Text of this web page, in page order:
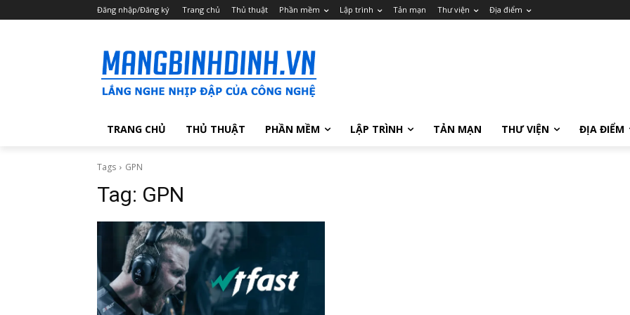
Đăng nhập/Đăng ký Trang chủ Thủ thuật Phần mềm Lập trình Tản mạn Thư viện Địa điểm
TRANG CHỦ THỦ THUẬT PHẦN MỀM LẬP TRÌNH TẢN MẠN THƯ VIỆN ĐỊA ĐIỂM
Tags GPN
Tag: GPN